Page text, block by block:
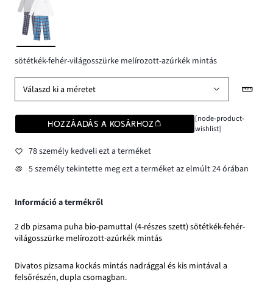
sötétkék-fehér-világosszürke melírozott-azúrkék mintás
Válaszd ki a méretet
HOZZÁADÁS A KOSÁRHOZ
[node-product-
wishlist]
78 személy kedveli ezt a terméket
5 személy tekintette meg ezt a terméket az elmúlt 24 órában
Információ a termékről
2 db pizsama puha bio-pamuttal (4-részes szett) sötétkék-fehér-
világosszürke melírozott-azúrkék mintás
Divatos pizsama kockás mintás nadrággal és kis mintával a
felsőrészén, dupla csomagban.